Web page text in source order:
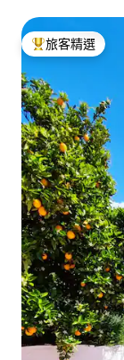
旅客精選榜首
旅客精選